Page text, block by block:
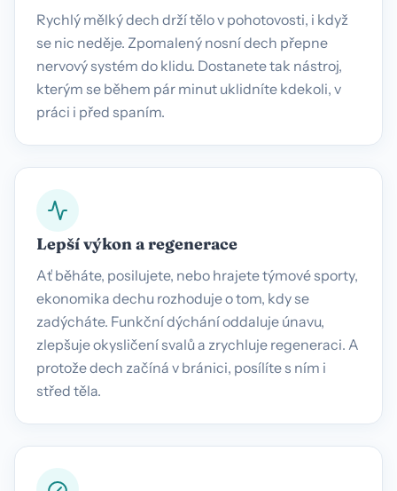
Rychlý mělký dech drží tělo v pohotovosti, i když
se nic neděje. Zpomalený nosní dech přepne
nervový systém do klidu. Dostanete tak nástroj,
kterým se během pár minut uklidníte kdekoli, v
práci i před spaním.
Lepší výkon a regenerace
Ať běháte, posilujete, nebo hrajete týmové sporty,
ekonomika dechu rozhoduje o tom, kdy se
zadýcháte. Funkční dýchání oddaluje únavu,
zlepšuje okysličení svalů a zrychluje regeneraci. A
protože dech začíná v bránici, posílíte s ním i
střed těla.